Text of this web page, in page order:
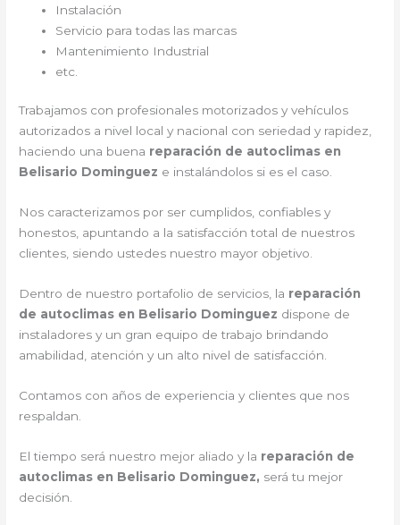
Instalación
Servicio para todas las marcas
Mantenimiento Industrial
etc.
Trabajamos con profesionales motorizados y vehículos
autorizados a nivel local y nacional con seriedad y rapidez,
haciendo una buena reparación de autoclimas en
Belisario Dominguez e instalándolos si es el caso.
Nos caracterizamos por ser cumplidos, confiables y
honestos, apuntando a la satisfacción total de nuestros
clientes, siendo ustedes nuestro mayor objetivo.
Dentro de nuestro portafolio de servicios, la reparación
de autoclimas en Belisario Dominguez dispone de
instaladores y un gran equipo de trabajo brindando
amabilidad, atención y un alto nivel de satisfacción.
Contamos con años de experiencia y clientes que nos
respaldan.
El tiempo será nuestro mejor aliado y la reparación de
autoclimas en Belisario Dominguez, será tu mejor
decisión.